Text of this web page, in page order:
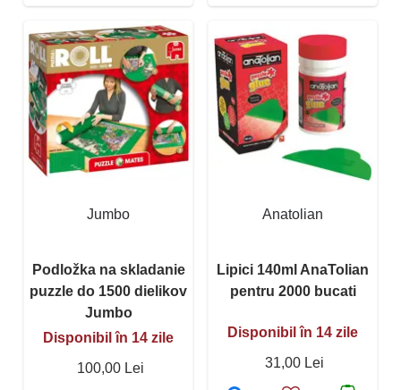
Jumbo
Podložka na skladanie
puzzle do 1500 dielikov
Jumbo
Disponibil în 14 zile
100,00 Lei
Anatolian
Lipici 140ml AnaTolian
pentru 2000 bucati
Disponibil în 14 zile
31,00 Lei